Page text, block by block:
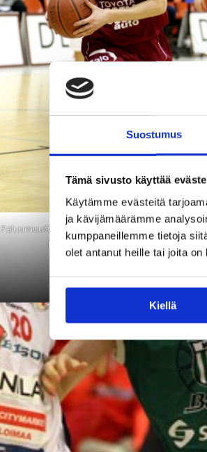
Suostumus
Tämä sivusto käyttää
Käytämme evästeitä
ja kävijämäärämme
kumppaneillemme tietoja
olet antanut heille tai joita
Kiellä
Paluumuuttaja Alex Vaenrberg on oiva lisä
pelaavan Pyrinnön takakentälle.